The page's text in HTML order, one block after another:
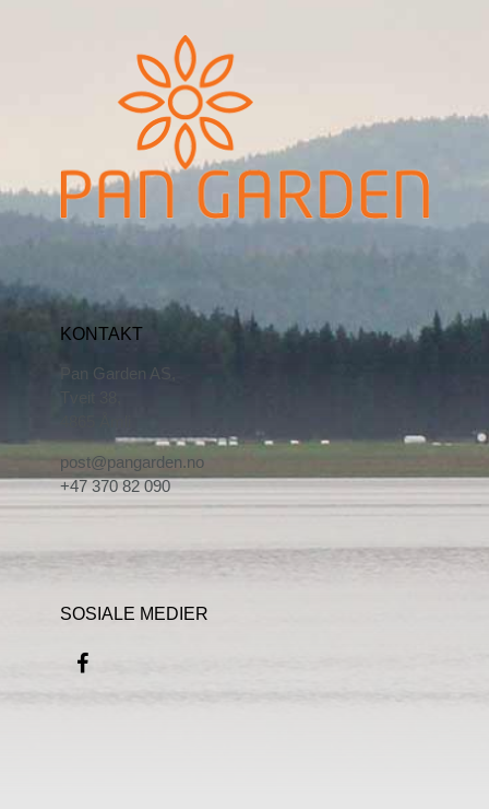
KONTAKT
Pan Garden AS,
post@pangarden.no
+47 370 82 090
SOSIALE MEDIER